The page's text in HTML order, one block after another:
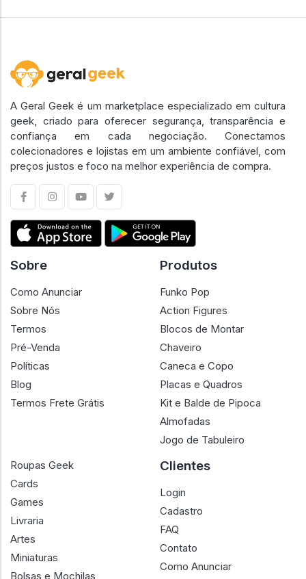
A Geral Geek é um marketplace especializado em cultura
geek, criado para oferecer segurança, transparência e
confiança em cada negociação. Conectamos
colecionadores e lojistas em um ambiente confiável, com
preços justos e foco na melhor experiência de compra.
Sobre
Como Anunciar
Sobre Nós
Termos
Pré-Venda
Políticas
Blog
Termos Frete Grátis
Produtos
Funko Pop
Action Figures
Blocos de Montar
Chaveiro
Caneca e Copo
Placas e Quadros
Kit e Balde de Pipoca
Almofadas
Jogo de Tabuleiro
Roupas Geek
Cards
Games
Livraria
Artes
Miniaturas
Bolsas e Mochilas
Clientes
Login
Cadastro
FAQ
Contato
Como Anunciar